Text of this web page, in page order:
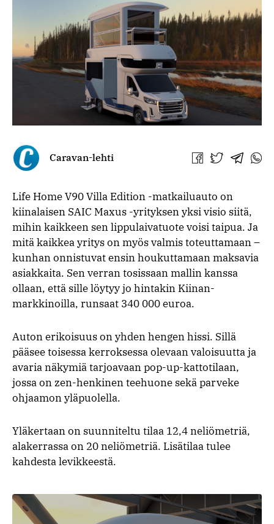
Caravan-lehti
Jaa Jaa Jaa Jaa
Life Home V90 Villa Edition -matkailuauto on
kiinalaisen SAIC Maxus -yrityksen yksi visio siitä,
mihin kaikkeen sen lippulaivatuote voisi taipua. Ja
mitä kaikkea yritys on myös valmis toteuttamaan –
kunhan onnistuvat ensin houkuttamaan maksavia
asiakkaita. Sen verran tosissaan mallin kanssa
ollaan, että sille löytyy jo hintakin Kiinan-
markkinoilla, runsaat 340 000 euroa.
Auton erikoisuus on yhden hengen hissi. Sillä
pääsee toisessa kerroksessa olevaan valoisuutta ja
avaria näkymiä tarjoavaan pop-up-kattotilaan,
jossa on zen-henkinen teehuone sekä parveke
ohjaamon yläpuolella.
Yläkertaan on suunniteltu tilaa 12,4 neliömetriä,
alakerrassa on 20 neliömetriä. Lisätilaa tulee
kahdesta levikkeestä.